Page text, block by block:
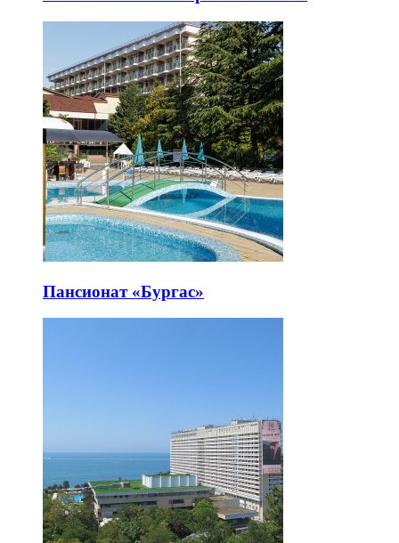
Пансионат «Бургас»